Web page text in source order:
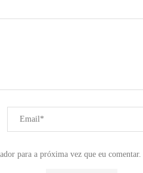
para a próxima vez que eu comentar.